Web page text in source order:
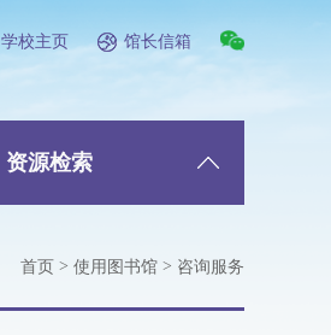
学校主页 馆长信箱
资源检索
首页 > 使用图书馆 > 咨询服务